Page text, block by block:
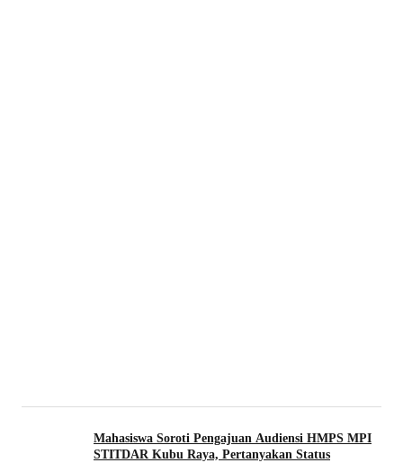
Mahasiswa Soroti Pengajuan Audiensi HMPS MPI
STITDAR Kubu Raya, Pertanyakan Status